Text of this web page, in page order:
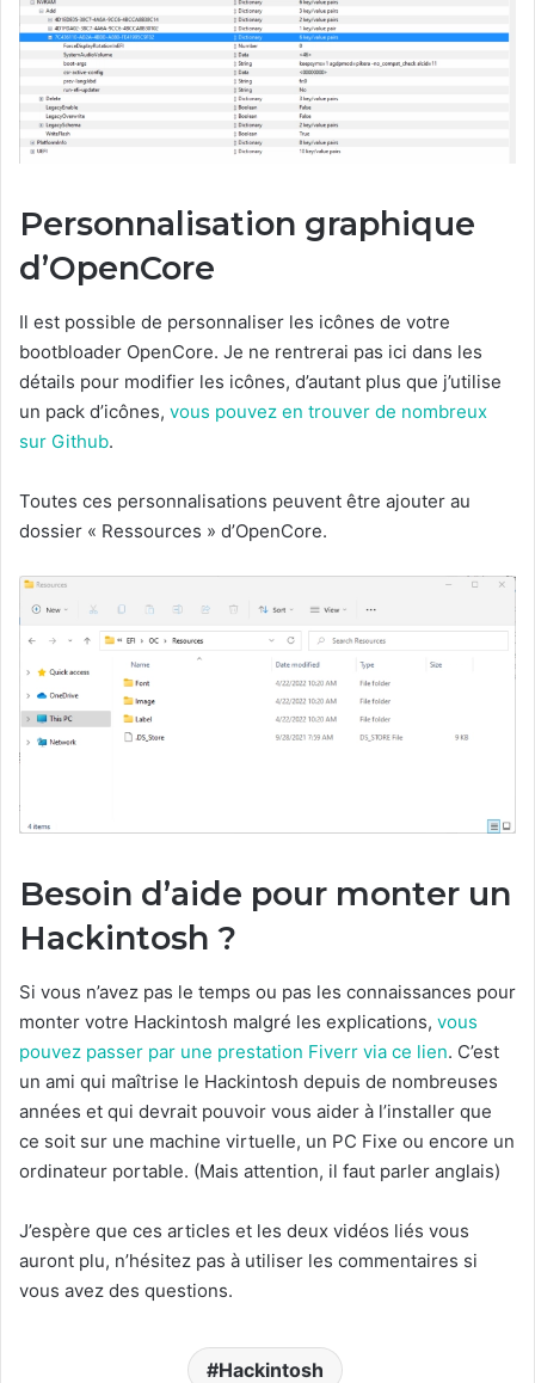
Personnalisation graphique
d’OpenCore
Il est possible de personnaliser les icônes de votre
bootbloader OpenCore. Je ne rentrerai pas ici dans les
détails pour modifier les icônes, d’autant plus que j’utilise
un pack d’icônes, vous pouvez en trouver de nombreux
sur Github.
Toutes ces personnalisations peuvent être ajouter au
dossier « Ressources » d’OpenCore.
Besoin d’aide pour monter un
Hackintosh ?
Si vous n’avez pas le temps ou pas les connaissances pour
monter votre Hackintosh malgré les explications, vous
pouvez passer par une prestation Fiverr via ce lien. C’est
un ami qui maîtrise le Hackintosh depuis de nombreuses
années et qui devrait pouvoir vous aider à l’installer que
ce soit sur une machine virtuelle, un PC Fixe ou encore un
ordinateur portable. (Mais attention, il faut parler anglais)
J’espère que ces articles et les deux vidéos liés vous
auront plu, n’hésitez pas à utiliser les commentaires si
vous avez des questions.
Hackintosh